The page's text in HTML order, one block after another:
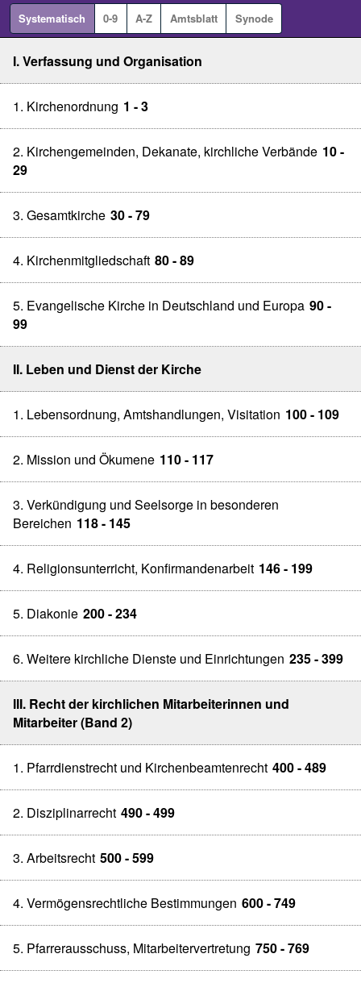
Systematisch 0-9 A-Z Amtsblatt Synode
I. Verfassung und Organisation
1. Kirchenordnung 1 - 3
2. Kirchengemeinden, Dekanate, kirchliche Verbände 10 -
29
3. Gesamtkirche 30 - 79
4. Kirchenmitgliedschaft 80 - 89
5. Evangelische Kirche in Deutschland und Europa 90 -
99
II. Leben und Dienst der Kirche
1. Lebensordnung, Amtshandlungen, Visitation 100 - 109
2. Mission und Ökumene 110 - 117
3. Verkündigung und Seelsorge in besonderen
Bereichen 118 - 145
4. Religionsunterricht, Konfirmandenarbeit 146 - 199
5. Diakonie 200 - 234
6. Weitere kirchliche Dienste und Einrichtungen 235 - 399
III. Recht der kirchlichen Mitarbeiterinnen und
Mitarbeiter (Band 2)
1. Pfarrdienstrecht und Kirchenbeamtenrecht 400 - 489
2. Disziplinarrecht 490 - 499
3. Arbeitsrecht 500 - 599
4. Vermögensrechtliche Bestimmungen 600 - 749
5. Pfarrerausschuss, Mitarbeitervertretung 750 - 769